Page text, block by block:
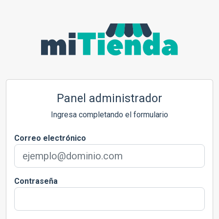
Panel administrador
Ingresa completando el formulario
Correo electrónico
Contraseña